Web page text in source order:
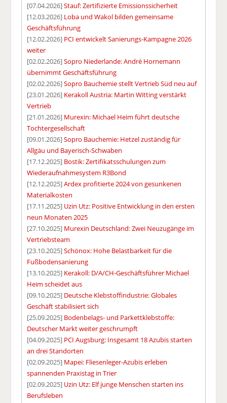
[07.04.2026]Stauf: Zertifizierte Emissionssicherheit
[12.03.2026] Loba und Wakol bilden gemeinsame
Geschäftsführung
[12.02.2026] PCI entwickelt Sanierungs-Kampagne 2026
weiter
[02.02.2026]Sopro Niederlande: André Hornemann
übernimmt Geschäftsführung
[02.02.2026]Sopro Bauchemie stellt Vertrieb Süd neu auf
[23.01.2026] Kerakoll Austria: Martin Witting verstärkt
Vertrieb
[21.01.2026] Murexin: Michael Heim führt deutsche
Tochtergesellschaft
[09.01.2026]Sopro Bauchemie: Hetzel zuständig für
Allgäu und Bayerisch-Schwaben
[17.12.2025] Bostik: Zertifikatsschulungen zum
Wiederaufnahmesystem R3Bond
[12.12.2025]Ardex profitierte 2024 von gesunkenen
Materialkosten
[17.11.2025] Uzin Utz: Positive Entwicklung in den ersten
neun Monaten 2025
[27.10.2025] Murexin Deutschland: Zwei Neuzugänge im
Vertriebsteam
[23.10.2025]Schönox: Hohe Belastbarkeit für die
Fußbodensanierung
[13.10.2025] Kerakoll: D/A/CH-Geschäftsführer Michael
Heim scheidet aus
[09.10.2025] Deutsche Klebstoffindustrie: Globales
Geschäft stabilisiert sich
[25.09.2025] Bodenbelags- und Parkettklebstoffe:
Deutscher Markt weiter geschrumpft
[04.09.2025] PCI Augsburg: Insgesamt 18 Azubis starten
an drei Standorten
[02.09.2025] Mapei: Fliesenleger-Azubis erleben
spannenden Praxistag in Trier
[02.09.2025] Uzin Utz: Elf junge Menschen starten ins
Berufsleben